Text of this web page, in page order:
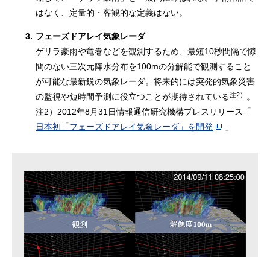
はなく、定量的・客観的な定義はない。
3. フェーズドアレイ気象レーダ
ゲリラ豪雨や竜巻などを観測するため、最短10秒間隔で隙
間のない三次元降水分布を100mの分解能で観測すること
が可能な最新鋭の気象レーダ。将来的には突発的気象災害
の監視や短時間予測に役立つことが期待されている注2）
。
注2）2012年8月31日情報通信研究機構プレスリリース「
日本初「フェーズドアレイ気象レーダ」を開発
」